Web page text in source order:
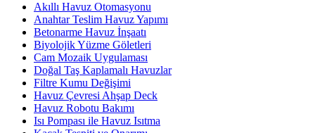
Akıllı Havuz Otomasyonu
Anahtar Teslim Havuz Yapımı
Betonarme Havuz İnşaatı
Biyolojik Yüzme Göletleri
Cam Mozaik Uygulaması
Doğal Taş Kaplamalı Havuzlar
Filtre Kumu Değişimi
Havuz Çevresi Ahşap Deck
Havuz Robotu Bakımı
Isı Pompası ile Havuz Isıtma